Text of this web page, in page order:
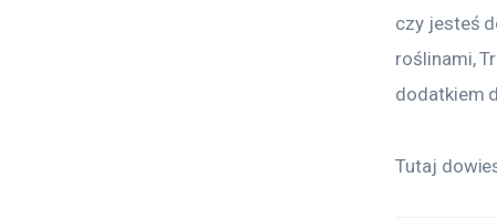
czy jesteś
roślinami,
dodatkiem
Tutaj